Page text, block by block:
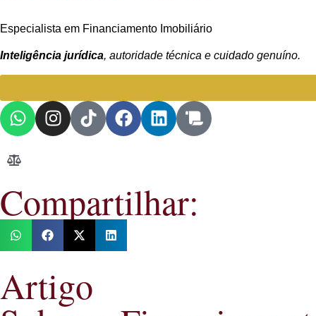
Especialista em Financiamento Imobiliário
Inteligência jurídica, autoridade técnica e cuidado genuíno.
Compartilhar:
Artigo